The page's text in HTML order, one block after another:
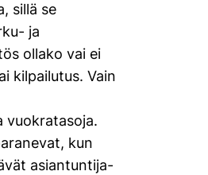
sillä se
ja
ollako vai ei
kilpailutus. Vain
vuokratasoja.
kun
asiantuntija-